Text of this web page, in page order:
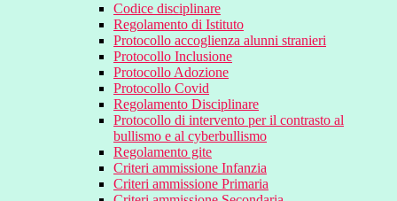
Codice disciplinare
Regolamento di Istituto
Protocollo accoglienza alunni stranieri
Protocollo Inclusione
Protocollo Adozione
Protocollo Covid
Regolamento Disciplinare
Protocollo di intervento per il contrasto al
bullismo e al cyberbullismo
Regolamento gite
Criteri ammissione Infanzia
Criteri ammissione Primaria